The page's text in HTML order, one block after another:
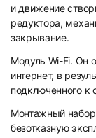
и движение
редуктора,
закрывание.
Модуль Wi-Fi. Он
интернет, в
подключенного к
Монтажный
безотказную